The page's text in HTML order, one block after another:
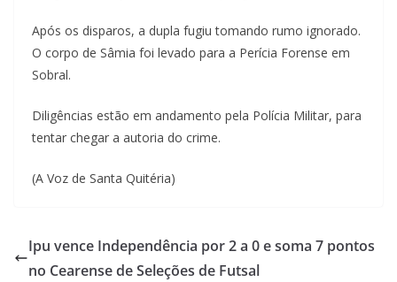
Após os disparos, a dupla fugiu tomando rumo ignorado.
O corpo de Sâmia foi levado para a Perícia Forense em
Sobral.
Diligências estão em andamento pela Polícia Militar, para
tentar chegar a autoria do crime.
(A Voz de Santa Quitéria)
Ipu vence Independência por 2 a 0 e soma 7 pontos
no Cearense de Seleções de Futsal